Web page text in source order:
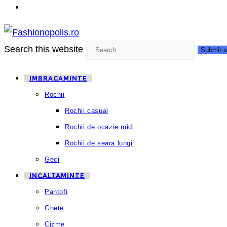
Search this website Submit
IMBRACAMINTE
Rochii
Rochii casual
Rochii de ocazie midi
Rochii de seara lungi
Geci
INCALTAMINTE
Pantofi
Ghete
Cizme